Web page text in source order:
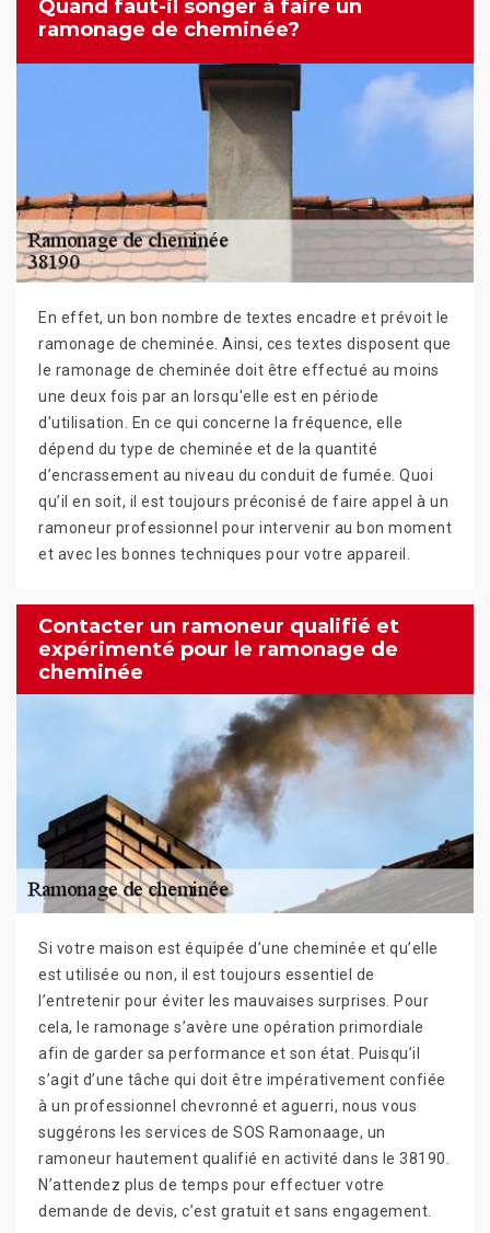
Quand faut-il songer à faire un
ramonage de cheminée?
En effet, un bon nombre de textes encadre et prévoit le
ramonage de cheminée. Ainsi, ces textes disposent que
le ramonage de cheminée doit être effectué au moins
une deux fois par an lorsqu'elle est en période
d'utilisation. En ce qui concerne la fréquence, elle
dépend du type de cheminée et de la quantité
d’encrassement au niveau du conduit de fumée. Quoi
qu’il en soit, il est toujours préconisé de faire appel à un
ramoneur professionnel pour intervenir au bon moment
et avec les bonnes techniques pour votre appareil.
Contacter un ramoneur qualifié et
expérimenté pour le ramonage de
cheminée
Si votre maison est équipée d’une cheminée et qu’elle
est utilisée ou non, il est toujours essentiel de
l’entretenir pour éviter les mauvaises surprises. Pour
cela, le ramonage s’avère une opération primordiale
afin de garder sa performance et son état. Puisqu’il
s’agit d’une tâche qui doit être impérativement confiée
à un professionnel chevronné et aguerri, nous vous
suggérons les services de SOS Ramonaage, un
ramoneur hautement qualifié en activité dans le 38190.
N’attendez plus de temps pour effectuer votre
demande de devis, c’est gratuit et sans engagement.